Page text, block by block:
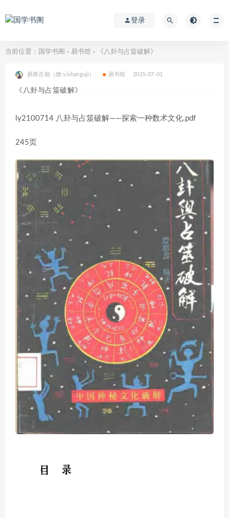
登录
当前位置： 国学书阁 > 易书馆 > 《八卦与占筮破解》
易善古籍（微:yishanguji） 易书馆 2025-07-01
《八卦与占筮破解》
ly2100714 八卦与占筮破解——探索一种数术文化.pdf
245页